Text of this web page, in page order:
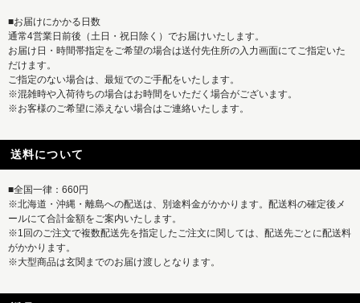
■お届けにかかる日数
通常4営業日前後（土日・祝日除く）でお届けいたします。
お届け日・時間帯指定をご希望の場合は送付先住所の入力画面にてご指定いた
だけます。
ご指定のない場合は、最短でのご手配をいたします。
※混雑時や入荷待ちの場合はお時間をいただく場合がございます。
※お客様のご希望に添えない場合はご連絡いたします。
送料について
■全国一律：660円
※北海道・沖縄・離島への配送は、別途料金がかかります。配送料の確定後メ
ールにて合計金額をご案内いたします。
※1回のご注文で複数配送先を指定したご注文に関しては、配送先ごとに配送料
がかかります。
※大型商品は玄関までのお届け渡しとなります。